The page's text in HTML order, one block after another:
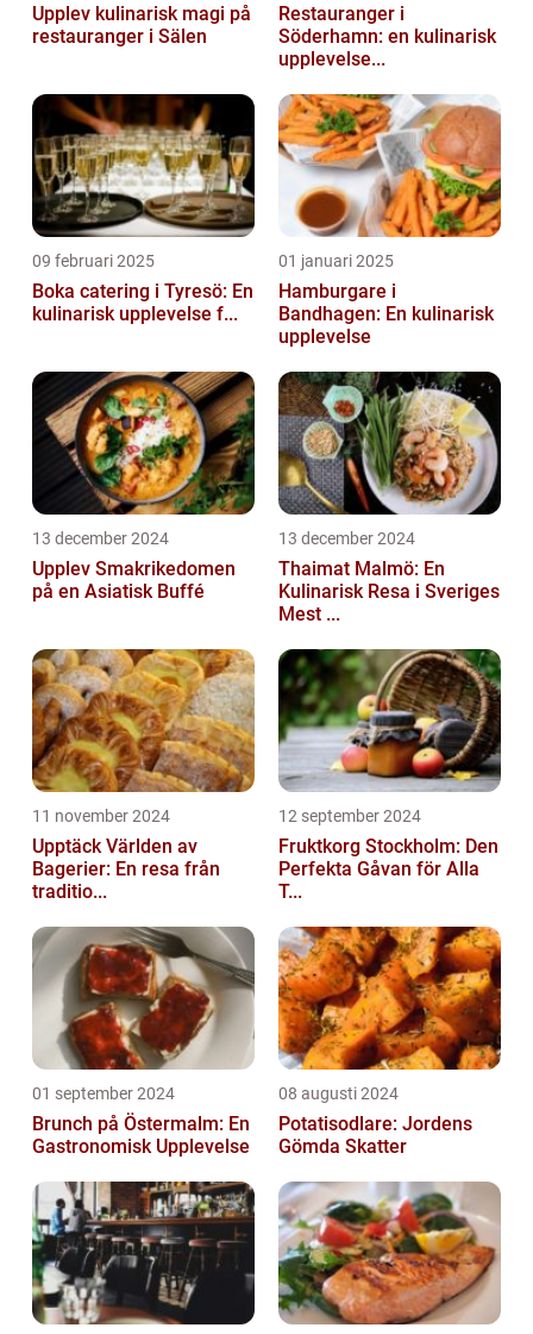
Upplev kulinarisk magi på
restauranger i Sälen
Restauranger i
Söderhamn: en kulinarisk
upplevelse...
09 februari 2025
Boka catering i Tyresö: En
kulinarisk upplevelse f...
01 januari 2025
Hamburgare i
Bandhagen: En kulinarisk
upplevelse
13 december 2024
Upplev Smakrikedomen
på en Asiatisk Buffé
13 december 2024
Thaimat Malmö: En
Kulinarisk Resa i Sveriges
Mest ...
11 november 2024
Upptäck Världen av
Bagerier: En resa från
traditio...
12 september 2024
Fruktkorg Stockholm: Den
Perfekta Gåvan för Alla
T...
01 september 2024
Brunch på Östermalm: En
Gastronomisk Upplevelse
08 augusti 2024
Potatisodlare: Jordens
Gömda Skatter